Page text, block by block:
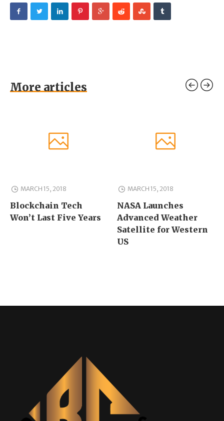
More articles
MARCH 15, 2018
Blockchain Tech
Won’t Last Five Years
MARCH 15, 2018
NASA Launches
Advanced Weather
Satellite for Western
US